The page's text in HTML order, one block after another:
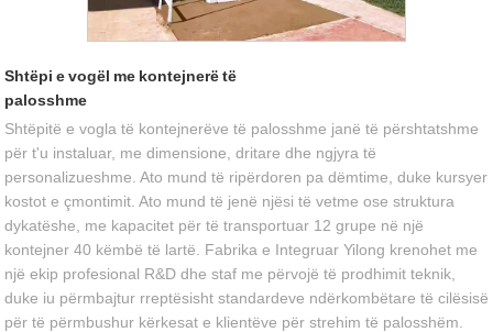
Shtëpi e vogël me kontejnerë të
palosshme
Shtëpitë e vogla të kontejnerëve të palosshme janë të përshtatshme
për t'u instaluar, me dimensione, dritare dhe ngjyra të
personalizueshme. Ato mund të ripërdoren pa dëmtime, duke kursyer
kostot e çmontimit. Ato mund të jenë njësi të vetme ose struktura
dykatëshe, me kapacitet për të transportuar 12 grupe në një
kontejner 40 këmbë të lartë. Fabrika e Integruar Yilong krenohet me
një ekip profesional R&D dhe staf me përvojë të prodhimit teknik,
duke iu përmbajtur rreptësisht standardeve ndërkombëtare të cilësisë
për të përmbushur kërkesat e klientëve për strehim të palosshëm.